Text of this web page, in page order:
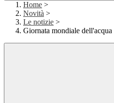
Home >
Novità >
Le notizie >
Giornata mondiale